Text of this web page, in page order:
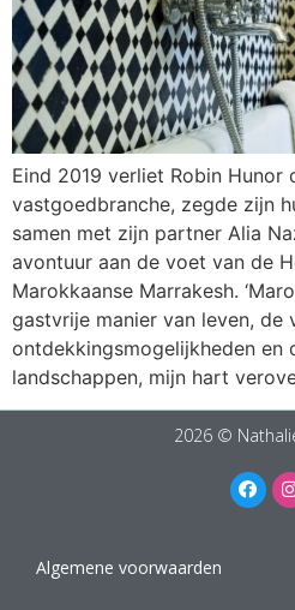
Eind 2019 verliet Robin Hunor
vastgoedbranche, zegde zijn
samen met zijn partner Alia
avontuur aan de voet van de
Marokkaanse Marrakesh.
gastvrije manier van leven, de
ontdekkingsmogelijkheden en
landschappen, mijn hart
2026 ©
Algemene voorwaarden